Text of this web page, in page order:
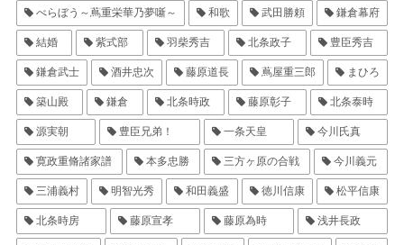
べらぼう～蔦重栄華乃夢噺～ 和歌 武田勝頼 鎌倉幕府
結婚 紫式部 羽柴秀吉 北条政子 豊臣秀吉
鎌倉武士 酒井忠次 藤原道長 蔦屋重三郎 まひろ
築山殿 鎌倉 北条時政 藤原彰子 北条泰時
源実朝 豊臣兄弟！ 一条天皇 今川氏真
寛政重脩諸家譜 本多忠勝 三方ヶ原の合戦 今川義元
三浦義村 明智光秀 和田義盛 徳川信康 松平信康
北条時房 藤原宣孝 藤原為時 浅井長政